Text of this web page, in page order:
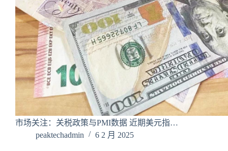
市场关注：关税政策与PMI数据 近期美元指…
peaktechadmin
6 2 月 2025